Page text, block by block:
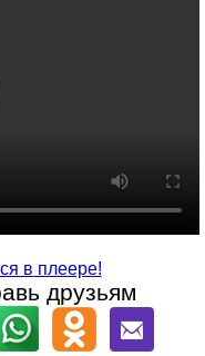
в плеере!
друзьям